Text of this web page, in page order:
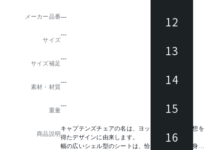
メーカー品番---
サイズ
---
サイズ補足
---
素材・材質
---
重量
---
商品説明
キャプテンズチェアの名は、ヨットの操舵席に着想を
得たデザインに由来します。
幅の広いシェル型のシートは、恰幅の良い人や長身の
12
13
14
15
16